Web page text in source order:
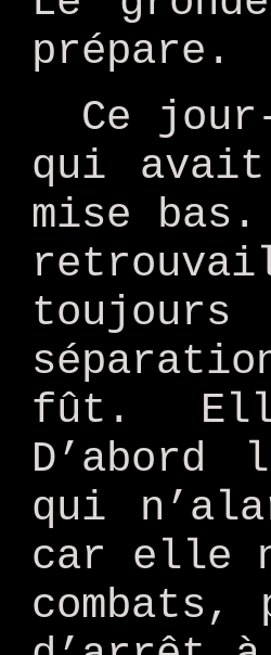
prépare.
Ce
qui
mise
fût.
qui
car elle
combats,